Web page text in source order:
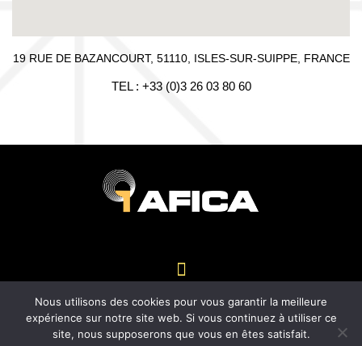
19 RUE DE BAZANCOURT, 51110, ISLES-SUR-SUIPPE, FRANCE
TEL : +33 (0)3 26 03 80 60
© 2021 AFICA - Tous droits réservés - Mentions légales
Nous utilisons des cookies pour vous garantir la meilleure
expérience sur notre site web. Si vous continuez à utiliser ce
site, nous supposerons que vous en êtes satisfait.